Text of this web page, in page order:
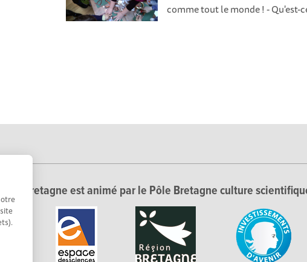
comme tout le monde ! - Qu'est-
Bretagne est animé par le Pôle Bretagne culture